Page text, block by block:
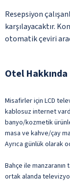
Resepsiyon
karşılayacaktır.
otomatik çeviri
Otel Hakkında
Misafirler için LCD
kablosuz internet
banyo/kozmetik
masa ve kahve/çay
Ayrıca günlük olarak
Bahçe ile manzaranın
ortak alanda